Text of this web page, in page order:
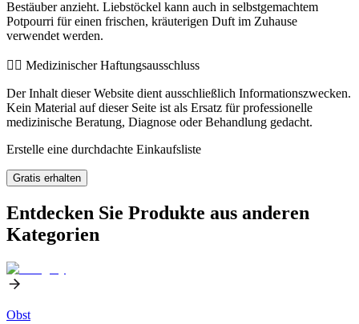
Bestäuber anzieht. Liebstöckel kann auch in selbstgemachtem
Potpourri für einen frischen, kräuterigen Duft im Zuhause
verwendet werden.
👨‍⚕️️ Medizinischer Haftungsausschluss
Der Inhalt dieser Website dient ausschließlich Informationszwecken.
Kein Material auf dieser Seite ist als Ersatz für professionelle
medizinische Beratung, Diagnose oder Behandlung gedacht.
Erstelle eine durchdachte Einkaufsliste
Gratis erhalten
Entdecken Sie Produkte aus anderen
Kategorien
Obst